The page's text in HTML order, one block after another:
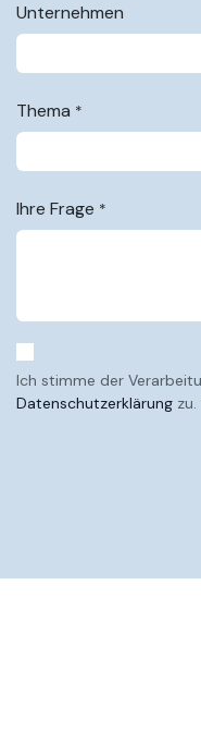
Unternehmen
Thema *
Ihre Frage *
Ich stimme der
Datenschutzerklärung zu.